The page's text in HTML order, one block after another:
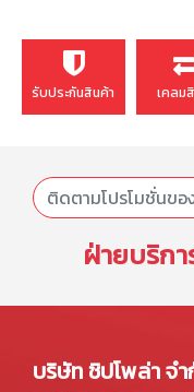
รับประกันสินค้า เคลม
ฝ่ายบริก
บริษัท ชิปโพล่า จ